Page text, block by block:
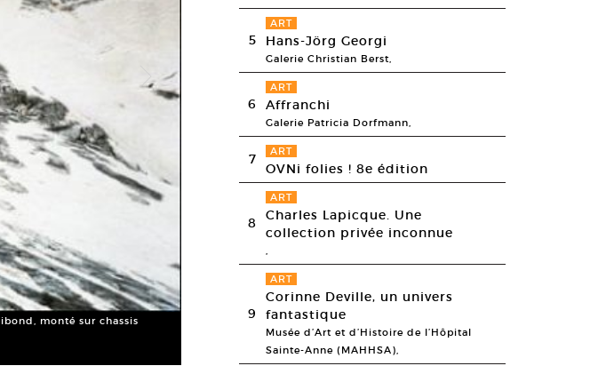
monté sur chassis
Richard Petit, Sans-titre, 2009. Impression jet d’encre ultrachrome,
aluminium. 100 x 127 cm.
Courtesy Le Mur rouge, Montpellier, © Richard Petit.
5
ART
Hans-Jörg Georgi
Galerie Christian Berst,
6
ART
Affranchi
Galerie Patricia Dorfmann,
7 ART
OVNi folies ! 8e édition
8
ART
Charles Lapicque. Une
collection privée inconnue
,
9
ART
Corinne Deville, un univers
fantastique
Musée d’Art et d’Histoire de l’Hôpital
Sainte-Anne (MAHHSA),